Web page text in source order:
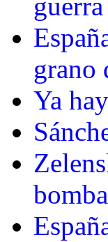
guerra
grano
Ya